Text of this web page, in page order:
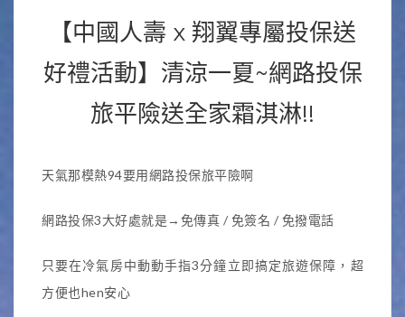
【中國人壽 x 翔翼專屬投保送
好禮活動】清涼一夏~網路投保
旅平險送全家霜淇淋!!
天氣那模熱94要用網路投保旅平險啊
網路投保3大好處就是→免傳真 / 免簽名 / 免撥電話
只要在冷氣房中動動手指3分鐘立即搞定旅遊保障，超
方便也hen安心